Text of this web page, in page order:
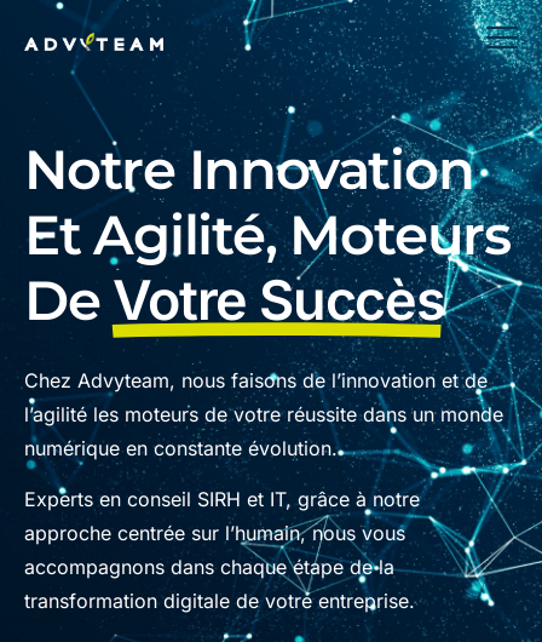
Notre Innovation
Et Agilité, Moteurs
De Votre Succès
Chez Advyteam, nous faisons de l’innovation et de
l’agilité les moteurs de votre réussite dans un monde
numérique en constante évolution.
Experts en conseil SIRH et IT, grâce à notre
approche centrée sur l’humain, nous vous
accompagnons dans chaque étape de la
transformation digitale de votre entreprise.